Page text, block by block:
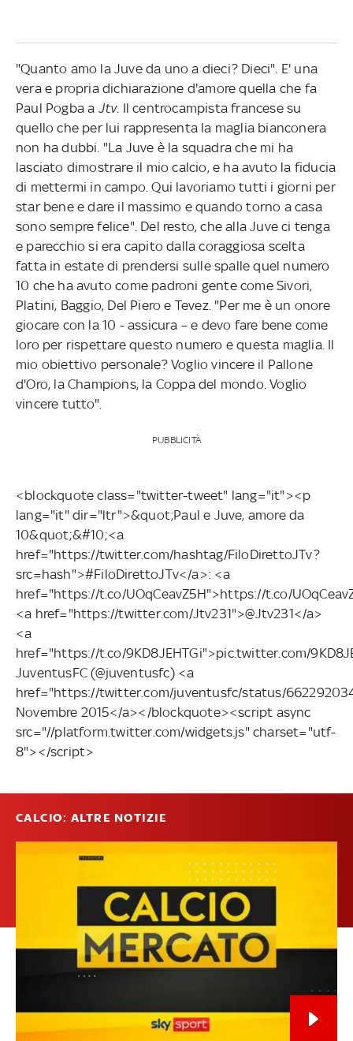
"Quanto amo la Juve da uno a dieci? Dieci". E' una
vera e propria dichiarazione d'amore quella che fa
Paul Pogba a Jtv. Il centrocampista francese su
quello che per lui rappresenta la maglia bianconera
non ha dubbi. "La Juve è la squadra che mi ha
lasciato dimostrare il mio calcio, e ha avuto la fiducia
di mettermi in campo. Qui lavoriamo tutti i giorni per
star bene e dare il massimo e quando torno a casa
sono sempre felice". Del resto, che alla Juve ci tenga
e parecchio si era capito dalla coraggiosa scelta
fatta in estate di prendersi sulle spalle quel numero
10 che ha avuto come padroni gente come Sivori,
Platini, Baggio, Del Piero e Tevez. "Per me è un onore
giocare con la 10 - assicura – e devo fare bene come
loro per rispettare questo numero e questa maglia. Il
mio obiettivo personale? Voglio vincere il Pallone
d'Oro, la Champions, la Coppa del mondo. Voglio
vincere tutto".
PUBBLICITÀ
<blockquote class="twitter-tweet" lang="it"><p
lang="it" dir="ltr">&quot;Paul e Juve, amore da
10&quot;&#10;<a
href="https://twitter.com/hashtag/FiloDirettoJTv?
src=hash">#FiloDirettoJTv</a>: <a
href="https://t.co/UOqCeavZ5H">https://t.co/
<a href="https://twitter.com/Jtv231">@Jtv231</a>
<a
href="https://t.co/9KD8JEHTGi">pic.twitter.com/
JuventusFC (@juventusfc) <a
href="https://twitter.com/juventusfc/status/
Novembre 2015</a></blockquote><script async
src="//platform.twitter.com/widgets.js" charset="utf-
8"></script>
CALCIO: ALTRE NOTIZIE